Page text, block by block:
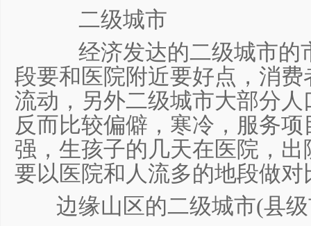
二级城市
经济发达的二级城市的
段要和医院附近要好点，消
流动，另外二级城市大部分
反而比较偏僻，寒冷，服务
强，生孩子的几天在医院，
要以医院和人流多的地段做对
边缘山区的二级城市(县